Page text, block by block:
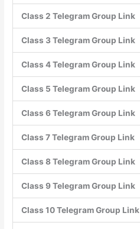
Class 2 Telegram Group Link
Class 3 Telegram Group Link
Class 4 Telegram Group Link
Class 5 Telegram Group Link
Class 6 Telegram Group Link
Class 7 Telegram Group Link
Class 8 Telegram Group Link
Class 9 Telegram Group Link
Class 10 Telegram Group Link